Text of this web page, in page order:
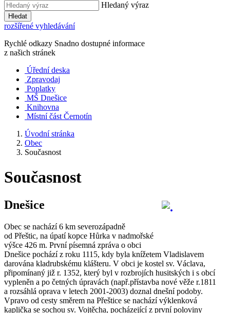
Hledaný výraz
Hledat
rozšířené vyhledávání
Rychlé odkazy Snadno dostupné informace
z našich stránek
Úřední deska
Zpravodaj
Poplatky
MŠ Dnešice
Knihovna
Místní část Černotín
Úvodní stránka
Obec
Současnost
Současnost
Dnešice
Obec se nachází 6 km severozápadně
od Přeštic, na úpatí kopce Hůrka v nadmořské
výšce 426 m. První písemná zpráva o obci
Dnešice pochází z roku 1115, kdy byla knížetem Vladislavem
darována kladrubskému klášteru. V obci je kostel sv. Václava,
připomínaný již r. 1352, který byl v rozbrojích husitských i s obcí
vypleněn a po četných úpravách (např.přístavba nové věže r.1811
a rozsáhlá oprava v letech 2001-2003) doznal dnešní podoby.
Vpravo od cesty směrem na Přeštice se nachází výklenková
kaplička se sochou sv. Vojtěcha, pocházející z první poloviny